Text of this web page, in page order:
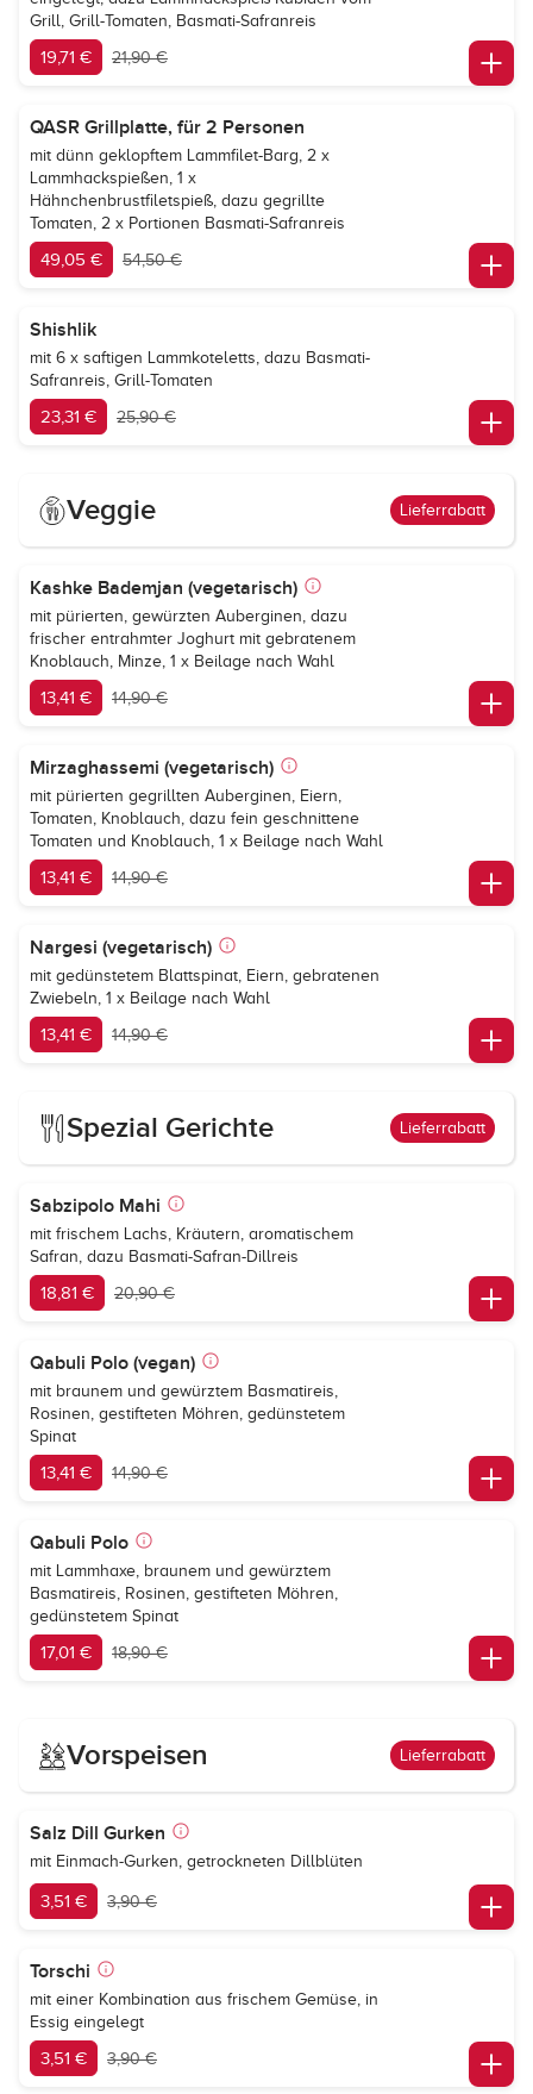
Grill, Grill-Tomaten, Basmati-Safranreis
19,71 € 21,90 €
QASR Grillplatte, für 2 Personen
mit dünn geklopftem Lammfilet-Barg, 2 x
Lammhackspießen, 1 x
Hähnchenbrustfiletspieß, dazu gegrillte
Tomaten, 2 x Portionen Basmati-Safranreis
49,05 € 54,50 €
Shishlik
mit 6 x saftigen Lammkoteletts, dazu Basmati-
Safranreis, Grill-Tomaten
23,31 € 25,90 €
Veggie Lieferrabatt
Kashke Bademjan (vegetarisch)
mit pürierten, gewürzten Auberginen, dazu
frischer entrahmter Joghurt mit gebratenem
Knoblauch, Minze, 1 x Beilage nach Wahl
13,41 € 14,90 €
Mirzaghassemi (vegetarisch)
mit pürierten gegrillten Auberginen, Eiern,
Tomaten, Knoblauch, dazu fein geschnittene
Tomaten und Knoblauch, 1 x Beilage nach Wahl
13,41 € 14,90 €
Nargesi (vegetarisch)
mit gedünstetem Blattspinat, Eiern, gebratenen
Zwiebeln, 1 x Beilage nach Wahl
13,41 € 14,90 €
Spezial Gerichte Lieferrabatt
Sabzipolo Mahi
mit frischem Lachs, Kräutern, aromatischem
Safran, dazu Basmati-Safran-Dillreis
18,81 € 20,90 €
Qabuli Polo (vegan)
mit braunem und gewürztem Basmatireis,
Rosinen, gestifteten Möhren, gedünstetem
Spinat
13,41 € 14,90 €
Qabuli Polo
mit Lammhaxe, braunem und gewürztem
Basmatireis, Rosinen, gestifteten Möhren,
gedünstetem Spinat
17,01 € 18,90 €
Vorspeisen Lieferrabatt
Salz Dill Gurken
mit Einmach-Gurken, getrockneten Dillblüten
3,51 € 3,90 €
Torschi
mit einer Kombination aus frischem Gemüse, in
Essig eingelegt
3,51 € 3,90 €